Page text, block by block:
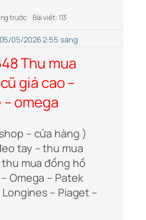
trước Bài viết: 113
05/05/2026 2:55 sáng
Thu mua
giá cao –
omega
– cửa hàng )
tay – thu mua
mua đồng hồ
Omega – Patek
– Piaget –